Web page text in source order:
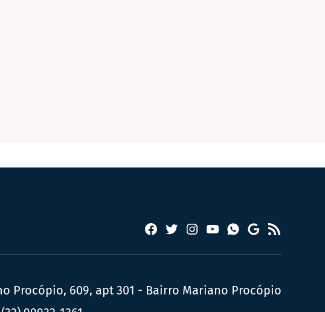
Facebook
TwitterInstagram
YouTubeWhatsapp
Google
News
RSS
Procópio, 609, apt 301 - Bairro Mariano Procópio